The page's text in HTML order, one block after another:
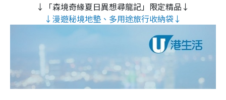
↓「森境奇緣夏日異想尋龍記」限定精品↓
↓漫遊秘境地墊、多用途旅行收納袋↓